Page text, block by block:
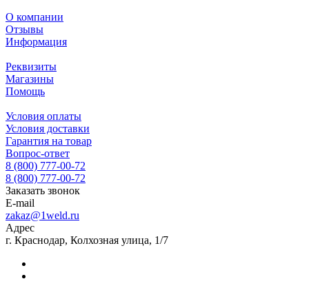
О компании
Отзывы
Информация
Реквизиты
Магазины
Помощь
Условия оплаты
Условия доставки
Гарантия на товар
Вопрос-ответ
8 (800) 777-00-72
8 (800) 777-00-72
Заказать звонок
E-mail
zakaz@1weld.ru
Адрес
г. Краснодар, Колхозная улица, 1/7